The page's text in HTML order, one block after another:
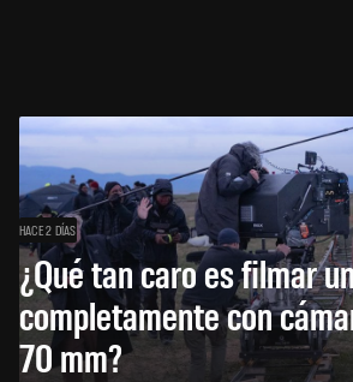
HACE 2 DÍAS
¿Qué tan caro es filmar
completamente con
70 mm?